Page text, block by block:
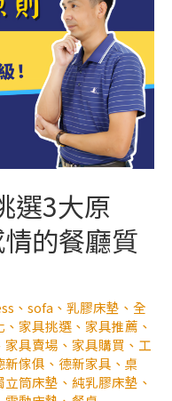
選3大原
的餐廳質
、 sofa 、 乳膠床墊 、 全
、 家具挑選 、 家具推薦 、
家具賣場 、 家具購買 、 工
新傢俱 、 德新家具 、 桌
立筒床墊 、 純乳膠床墊 、